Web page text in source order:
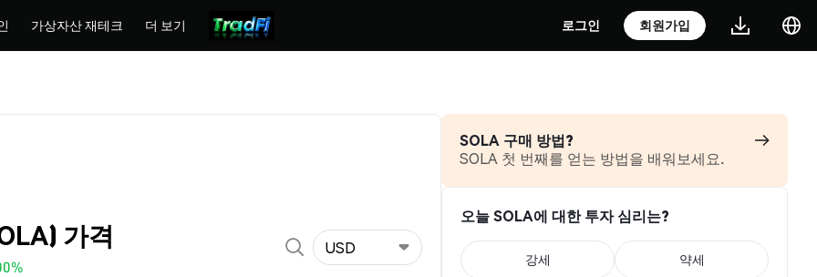
가상자산 재테크 더 보기 로그인 회원가입
가격 USD
SOLA 구매 방법?
SOLA 첫 번째를 얻는 방법을 배워보세요.
오늘 SOLA에 대한 투자 심리는?
강세 약세